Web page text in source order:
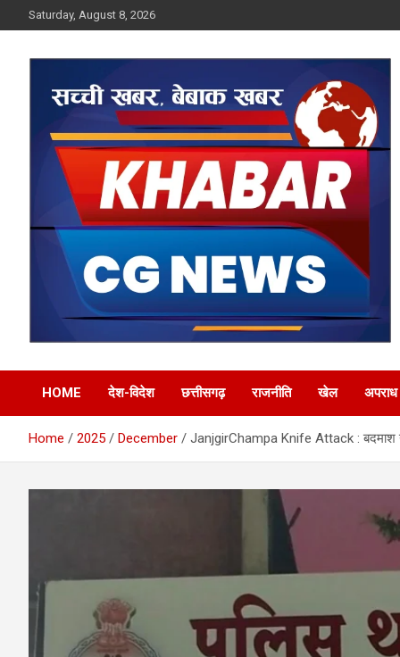
to
Saturday, August 8, 2026
Khabar CG News
HOME देश-विदेश छत्तीसगढ़ राजनीति खेल अपराध
Home 2025 December JanjgirChampa Knife Attack : बदमाश